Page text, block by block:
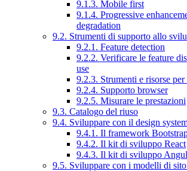
9.1.3. Mobile first
9.1.4. Progressive
degradation
9.2. Strumenti di supporto allo
9.2.1. Feature detection
9.2.2. Verificare le feature
use
9.2.3. Strumenti e risorse
9.2.4. Supporto browser
9.2.5. Misurare le prestazioni
9.3. Catalogo del riuso
9.4. Sviluppare con il design
9.4.1. Il framework
9.4.2. Il kit di sviluppo React
9.4.3. Il kit di sviluppo
9.5. Sviluppare con i modelli di